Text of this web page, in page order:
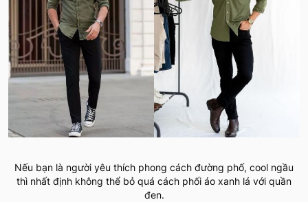
Nếu bạn là người yêu thích phong cách đường phố, cool ngầu
thì nhất định không thể bỏ quá cách phối áo xanh lá với quần
đen.